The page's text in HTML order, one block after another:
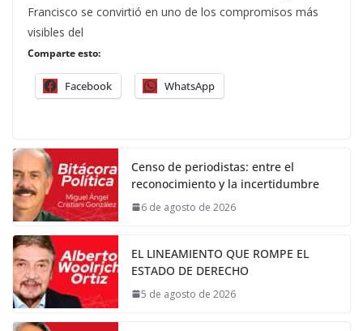
Francisco se convirtió en uno de los compromisos más
visibles del
Comparte esto:
Facebook WhatsApp
Censo de periodistas: entre el
reconocimiento y la incertidumbre
6 de agosto de 2026
EL LINEAMIENTO QUE ROMPE EL
ESTADO DE DERECHO
5 de agosto de 2026